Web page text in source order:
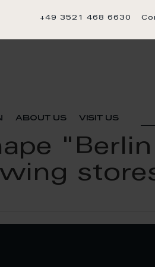
+49 3521 468 6630
about us visit us